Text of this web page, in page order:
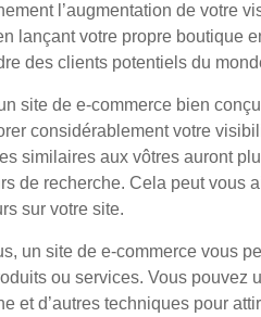
l’augmentation de votre
lançant votre propre boutique
des clients potentiels du
site de e-commerce bien
considérablement votre
similaires aux vôtres auront
de recherche. Cela peut vous
sur votre site.
un site de e-commerce vous
ou services. Vous pouvez
et d’autres techniques pour